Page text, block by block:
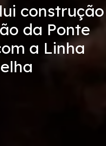
construção
da Ponte
a Linha